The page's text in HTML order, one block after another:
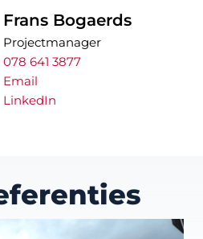
Frans Bogaerds
Projectmanager
078 641 3877
Email
LinkedIn